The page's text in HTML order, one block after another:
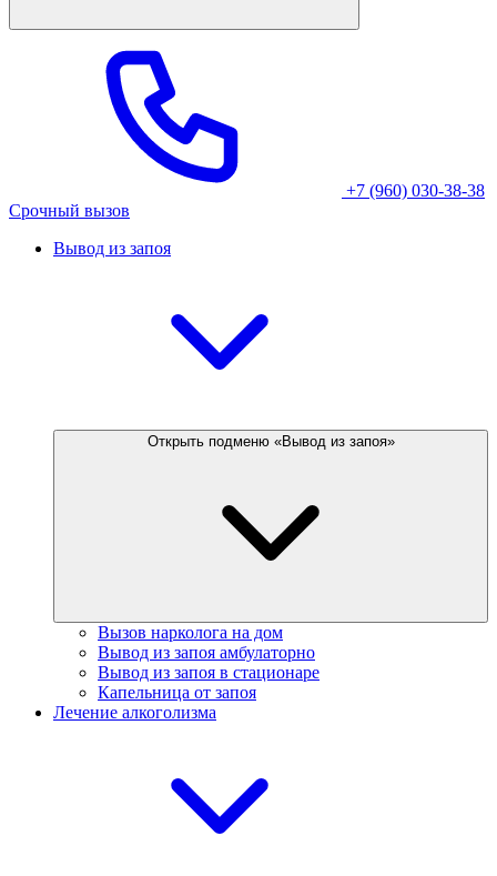
+7 (960) 030-38-38
Срочный вызов
Вывод из запоя
Открыть подменю «Вывод из запоя»
Вызов нарколога на дом
Вывод из запоя амбулаторно
Вывод из запоя в стационаре
Капельница от запоя
Лечение алкоголизма